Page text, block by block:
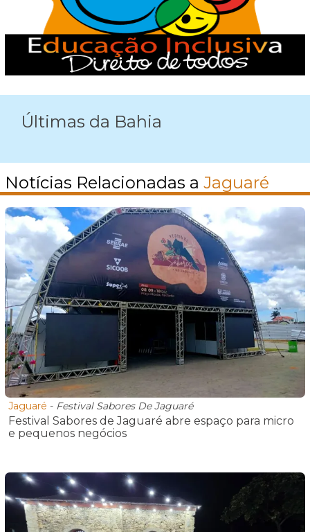
Últimas da Bahia
Notícias Relacionadas a Jaguaré
Jaguaré - Festival Sabores De Jaguaré
Festival Sabores de Jaguaré abre espaço para micro
e pequenos negócios